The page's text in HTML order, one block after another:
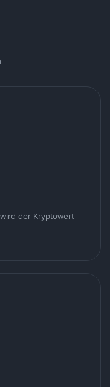
der Kryptowert